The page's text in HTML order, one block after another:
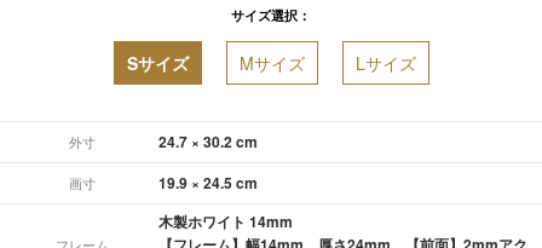
サイズ選択：
Sサイズ Mサイズ Lサイズ
外寸 24.7 × 30.2 cm
画寸 19.9 × 24.5 cm
フレーム
木製ホワイト 14mm